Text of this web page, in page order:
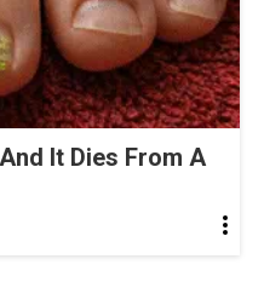
It Dies From A